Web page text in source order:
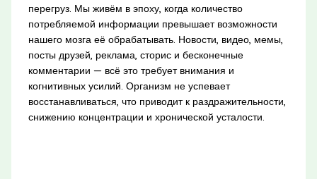
перегруз. Мы живём в эпоху, когда количество
потребляемой информации превышает возможности
нашего мозга её обрабатывать. Новости, видео, мемы,
посты друзей, реклама, сторис и бесконечные
комментарии — всё это требует внимания и
когнитивных усилий. Организм не успевает
восстанавливаться, что приводит к раздражительности,
снижению концентрации и хронической усталости.